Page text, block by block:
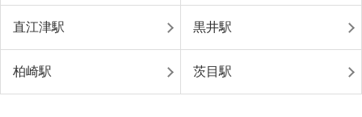
直江津駅 黒井駅
柏崎駅 茨目駅